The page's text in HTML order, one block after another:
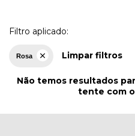
Filtro aplicado:
Rosa Limpar filtros
Não temos resultados
tente com